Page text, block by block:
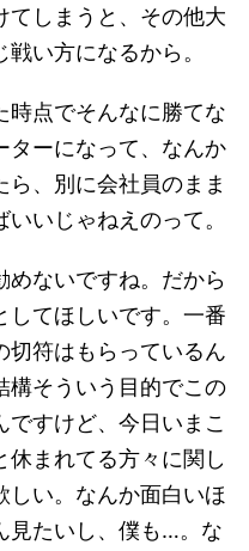
てしまうと、その他大
い方になるから。
点でそんなに勝てな
ターになって、なんか
、別に会社員のまま
いじゃねえのって。
ないですね。だから
してほしいです。一番
切符はもらっているん
構そういう目的でこの
ですけど、今日いまこ
まれてる方々に関し
しい。なんか面白いほ
見たいし、僕も…。な